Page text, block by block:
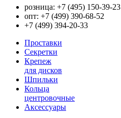
розница: +7 (495) 150-39-23
опт: +7 (499) 390-68-52
+7 (499) 394-20-33
Проставки
Секретки
Крепеж
для дисков
Шпильки
Кольца
центровочные
Аксессуары